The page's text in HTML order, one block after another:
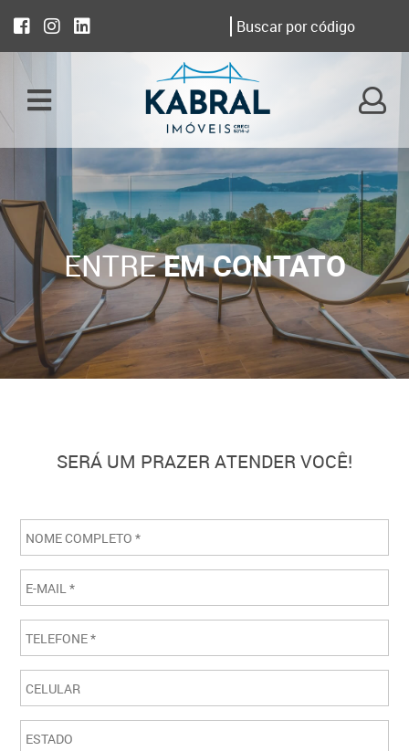
ENTREEM CONTATO
SERÁ UM PRAZER ATENDER VOCÊ!